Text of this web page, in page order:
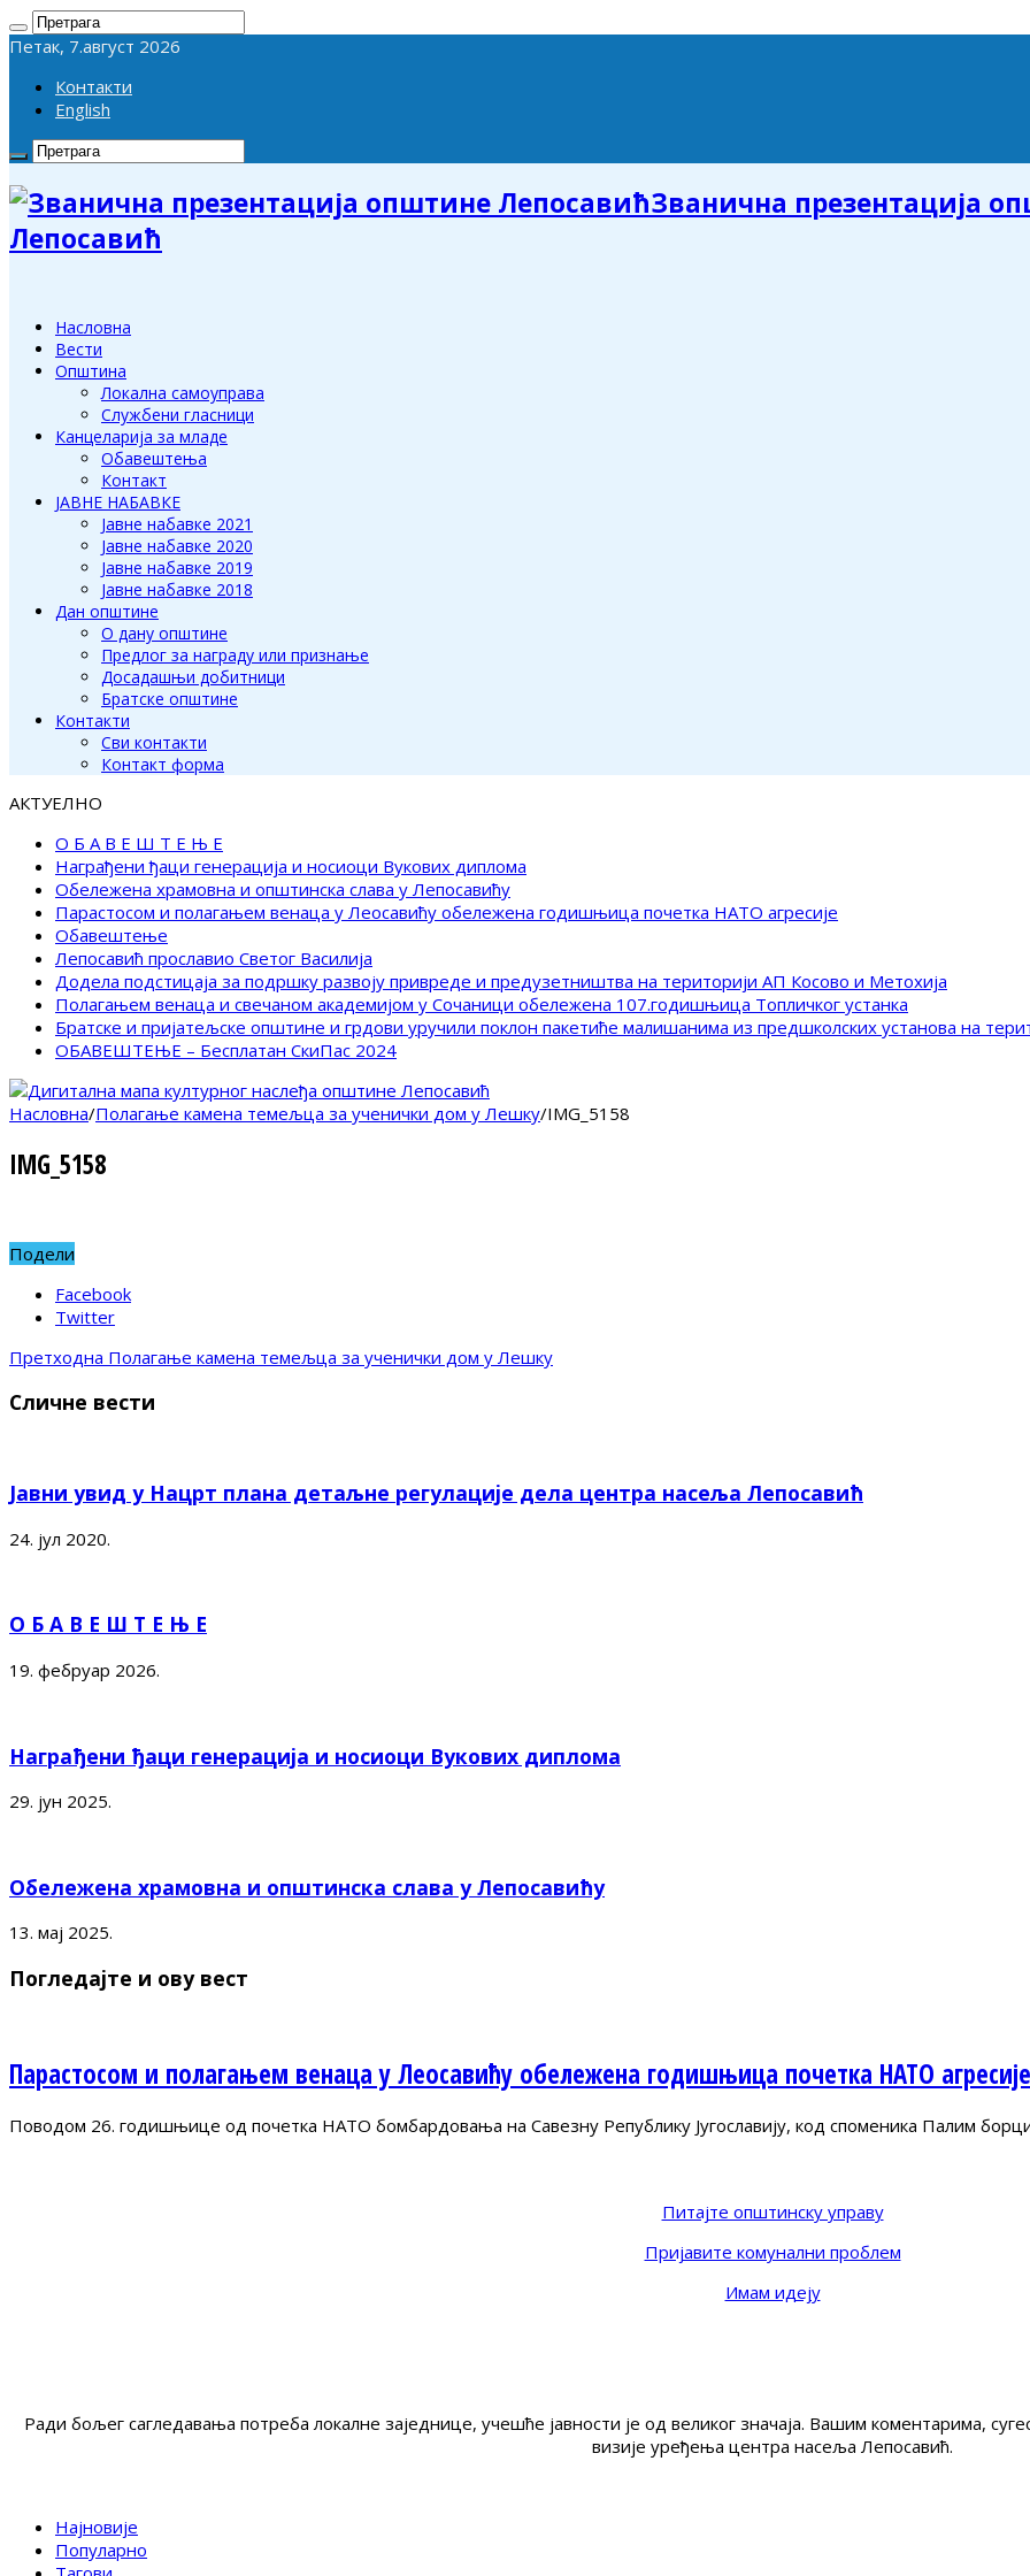
Петак, 7.август 2026
Контакти
English
Званична презентација
Лепосавић
Насловна
Вести
Општина
Локална самоуправа
Службени гласници
Канцеларија за младе
Обавештења
Контакт
ЈАВНЕ НАБАВКЕ
Јавне набавке 2021
Јавне набавке 2020
Јавне набавке 2019
Јавне набавке 2018
Дан општине
О дану општине
Предлог за награду или признање
Досадашњи добитници
Братске општине
Контакти
Сви контакти
Контакт форма
АКТУЕЛНО
О Б А В Е Ш Т Е Њ Е
Награђени ђаци генерација и носиоци Вукових диплома
Обележена храмовна и општинска слава у Лепосавићу
Парастосом и полагањем венаца у Леосавићу обележена годишњица почетка НАТО агресије
Обавештење
Лепосавић прославио Светог Василија
Додела подстицаја за подршку развоју привреде и предузетништва на територији АП Косово и Метохија
Полагањем венаца и свечаном академијом у Сочаници обележена 107.годишњица Топличког устанка
Братске и пријатељске општине и грдови уручили поклон пакетиће малишанима из предшколских установа на
ОБАВЕШТЕЊЕ – Бесплатан СкиПас 2024
Насловна/Полагање камена темељца за ученички дом у Лешку/IMG_5158
IMG_5158
Подели
Facebook
Twitter
Претходна Полагање камена темељца за ученички дом у Лешку
Сличне вести
Јавни увид у Нацрт плана детаљне регулације дела центра насеља Лепосавић
24. јул 2020.
О Б А В Е Ш Т Е Њ Е
19. фебруар 2026.
Награђени ђаци генерација и носиоци Вукових диплома
29. јун 2025.
Обележена храмовна и општинска слава у Лепосавићу
13. мај 2025.
Погледајте и ову вест
Парастосом и полагањем венаца у Леосавићу обележена годишњица почетка НАТО агресије
Поводом 26. годишњице од почетка НАТО бомбардовања на Савезну Републику Југославију, код споменика Палим
Питајте општинску управу
Пријавите комунални проблем
Имам идеју
Ради бољег сагледавања потреба локалне заједнице, учешће јавности је од великог значаја. Вашим коментарима,
визије уређења центра насеља Лепосавић.
Најновије
Популарно